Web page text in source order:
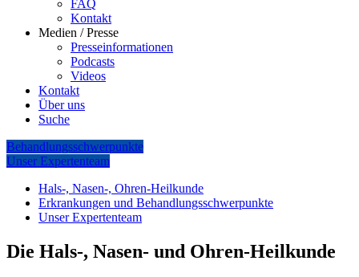
FAQ
Kontakt
Medien / Presse
Presseinformationen
Podcasts
Videos
Kontakt
Über uns
Suche
Behandlungsschwerpunkte
Unser Expertenteam
Hals-, Nasen-, Ohren-Heilkunde
Erkrankungen und Behandlungsschwerpunkte
Unser Expertenteam
Die Hals-, Nasen- und Ohren-Heilkunde